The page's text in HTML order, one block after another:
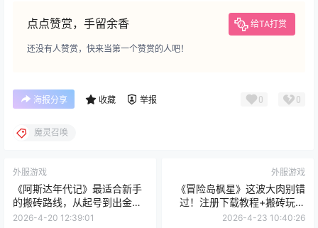
点点赞赏，手留余香 给TA打赏
还没有人赞赏，快来当第一个赞赏的人吧！
海报分享 收藏 举报 0 0
魔灵召唤
外服游戏
《阿斯达年代记》最适合新手
的搬砖路线，从起号到出金一
步到位
2026-4-20 12:39:01
外服游戏
《冒险岛枫星》这波大肉别错
过！注册下载教程+搬砖玩法
介绍
2026-4-23 10:40:26